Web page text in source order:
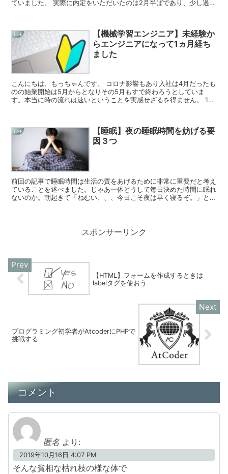
ていました。 実際に内定をいただいたのは2月半ばであり、少し過去
LIFE
【機械学習エンジニア】未経験か
らエンジニアになって1ヵ月経ち
ました
こんにちは、もっちゃんです。 コロナ影響もあり入社は4月だったも
のの始業開始は5月からとなりその5月もすで終わろうとしていま
す。本当に時の流れは速いということを実感せざるを得ません。 1ヵ
LIFE
【睡眠】夜の睡眠時間を妨げる要
因３つ
前回の記事で睡眠時間は生活の質をあげるために非常に重要だと考え
ていることを述べました。じゃあ一体どうして毎日決めた時間に眠れ
ないのか。朝起きて「ねむい、、、今日こそ夜は早く寝るぞ。」と思
スポンサーリンク
【HTML】フォームを作成するときは
labelタグを使おう
プログラミング初学者がAtcoderにPHPで
挑戦する
コメント
匿名 より:
2019年10月16日 4:07 PM
そんな貧相な枯れ枝の様な体で